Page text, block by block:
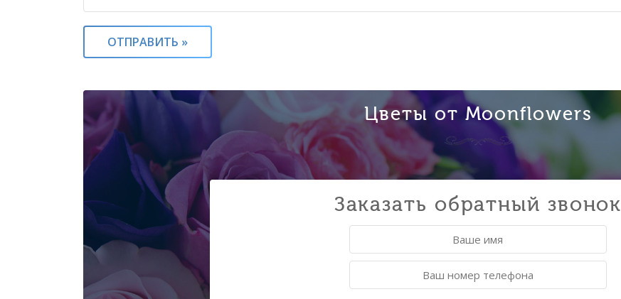
Цветы от Moonflowers
Заказать обратный звонок